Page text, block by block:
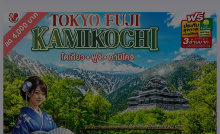
ลด 4,000 บาท